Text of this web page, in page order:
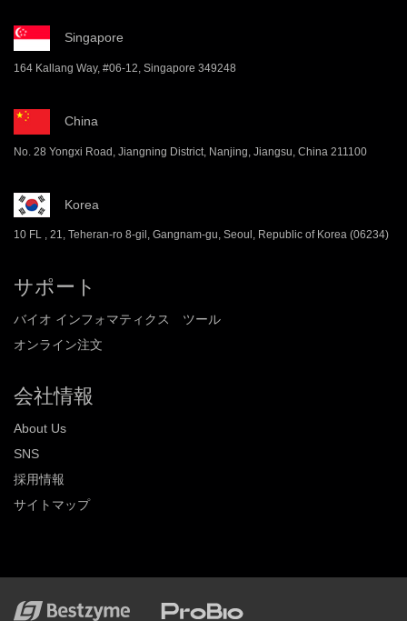
Singapore
164 Kallang Way, #06-12, Singapore 349248
China
No. 28 Yongxi Road, Jiangning District, Nanjing, Jiangsu, China 211100
Korea
10 FL , 21, Teheran-ro 8-gil, Gangnam-gu, Seoul, Republic of Korea (06234)
サポート
バイオ インフォマティクス ツール
オンライン注文
会社情報
About Us
SNS
採用情報
サイトマップ